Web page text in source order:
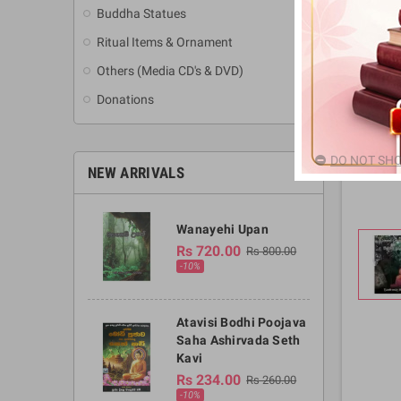
Buddha Statues
Ritual Items & Ornament
Others (Media CD's & DVD)
Donations
NEW ARRIVALS
Wanayehi Upan
Rs 720.00 Rs 800.00
-10%
Atavisi Bodhi Poojava
Saha Ashirvada Seth
Kavi
Rs 234.00 Rs 260.00
-10%
DO NOT